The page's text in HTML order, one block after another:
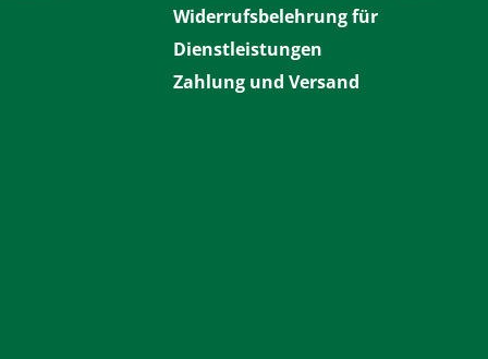
Widerrufsbelehrung für
Dienstleistungen
Zahlung und Versand